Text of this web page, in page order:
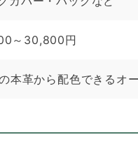
～30,800円
本革から配色できるオ